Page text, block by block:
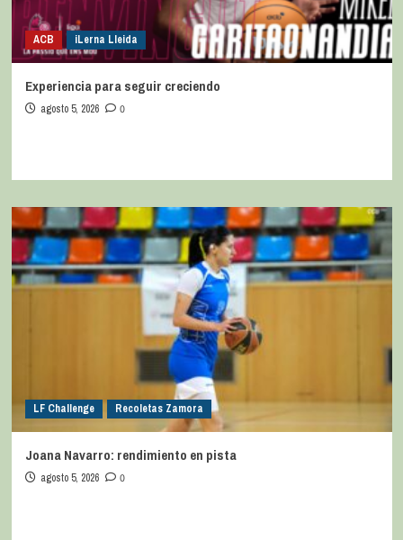
ACB iLerna Lleida
Experiencia para seguir creciendo
agosto 5, 2026 0
LF Challenge Recoletas Zamora
Joana Navarro: rendimiento en pista
agosto 5, 2026 0